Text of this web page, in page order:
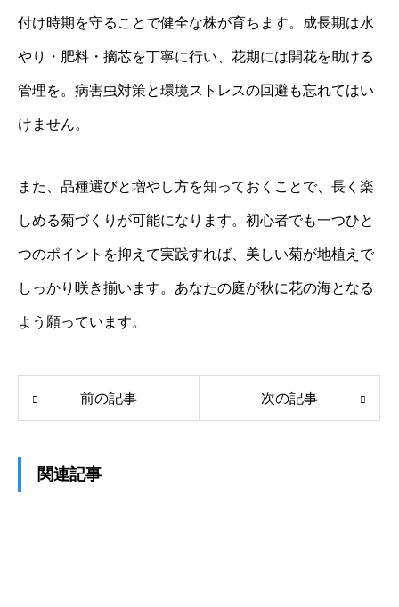
付け時期を守ることで健全な株が育ちます。成長期は水
やり・肥料・摘芯を丁寧に行い、花期には開花を助ける
管理を。病害虫対策と環境ストレスの回避も忘れてはい
けません。
また、品種選びと増やし方を知っておくことで、長く楽
しめる菊づくりが可能になります。初心者でも一つひと
つのポイントを抑えて実践すれば、美しい菊が地植えで
しっかり咲き揃います。あなたの庭が秋に花の海となる
よう願っています。
前の記事 次の記事
関連記事